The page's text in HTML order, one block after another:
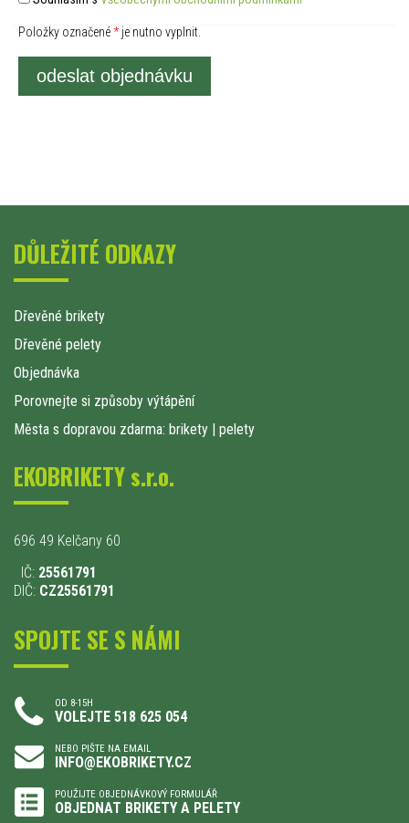
Položky označené*je nutno vyplnit.
odeslat objednávku
DŮLEŽITÉ ODKAZY
Dřevěné brikety
Dřevěné pelety
Objednávka
Porovnejte si způsoby výtápění
Města s dopravou zdarma: brikety | pelety
EKOBRIKETY s.r.o.
696 49 Kelčany 60
IČ: 25561791
DIČ: CZ25561791
SPOJTE SE S NÁMI
OD 8-15H
VOLEJTE 518 625 054
NEBO PIŠTE NA EMAIL
INFO@EKOBRIKETY.CZ
POUŽIJTE OBJEDNÁVKOVÝ FORMULÁŘ
OBJEDNAT BRIKETY A PELETY